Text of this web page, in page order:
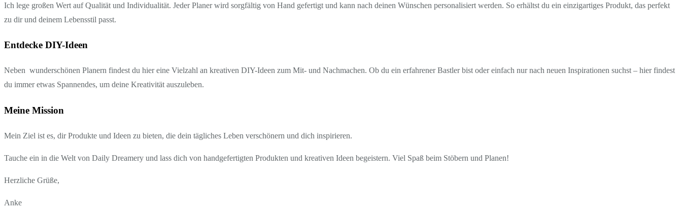
Ich lege großen Wert auf Qualität und Individualität. Jeder Planer wird sorgfältig von Hand gefertigt und kann nach deinen Wünschen personalisiert werden. So erhältst du ein einzigartiges Produkt, das perfekt
zu dir und deinem Lebensstil passt.
Entdecke DIY-Ideen
Neben wunderschönen Planern findest du hier eine Vielzahl an kreativen DIY-Ideen zum Mit- und Nachmachen. Ob du ein erfahrener Bastler bist oder einfach nur nach neuen Inspirationen suchst – hier findest
du immer etwas Spannendes, um deine Kreativität auszuleben.
Meine Mission
Mein Ziel ist es, dir Produkte und Ideen zu bieten, die dein tägliches Leben verschönern und dich inspirieren.
Tauche ein in die Welt von Daily Dreamery und lass dich von handgefertigten Produkten und kreativen Ideen begeistern. Viel Spaß beim Stöbern und Planen!
Herzliche Grüße,
Anke